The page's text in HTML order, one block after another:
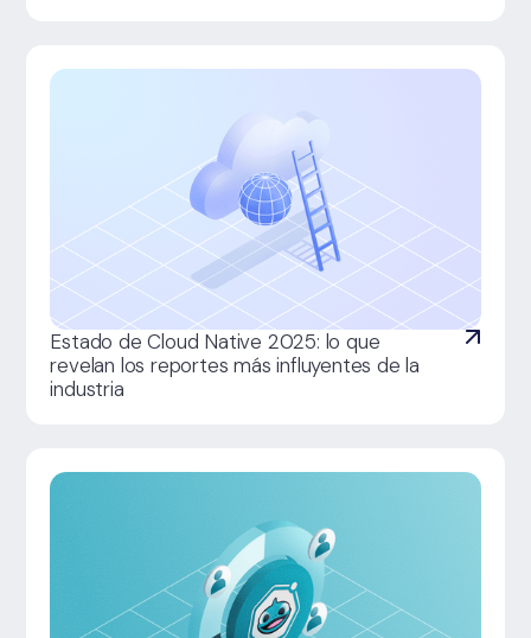
Estado de Cloud Native 2025: lo que
revelan los reportes más influyentes de la
industria